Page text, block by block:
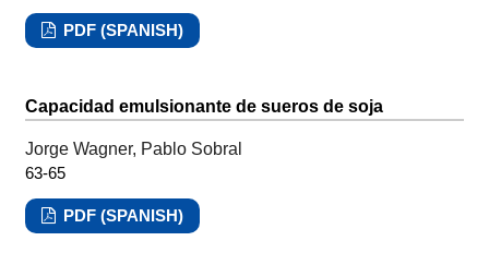
PDF (SPANISH)
Capacidad emulsionante de sueros de soja
Jorge Wagner, Pablo Sobral
63-65
PDF (SPANISH)